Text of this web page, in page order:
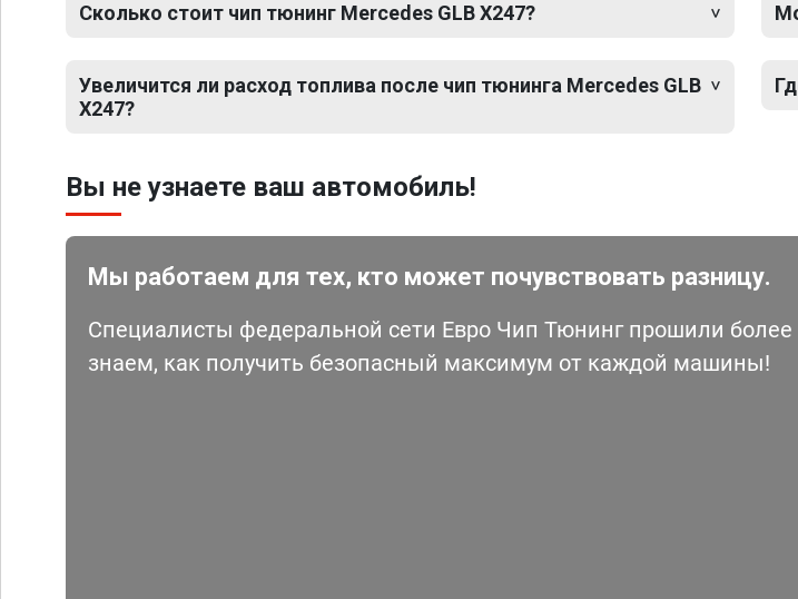
Сколько стоит чип тюнинг Mercedes GLB X247?
Увеличится ли расход топлива после чип тюнинга Mercedes GLB
X247?
Вы не узнаете ваш автомобиль!
Мы работаем для тех, кто может почувствовать разницу.
Специалисты федеральной сети Евро Чип Тюнинг прошили
знаем, как получить безопасный максимум от каждой машины!